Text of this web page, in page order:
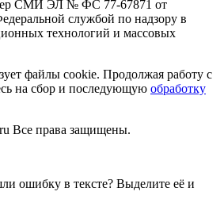
СМИ ЭЛ № ФС 77-67871 от
службой по надзору в
технологий и массовых
файлы cookie. Продолжая работу с
на сбор и последующую обработку
Все права защищены.
ошибку в тексте? Выделите её и